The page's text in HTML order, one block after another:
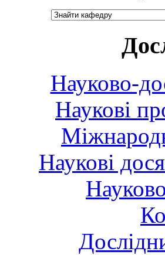
Науково-
Наукові
Наукові